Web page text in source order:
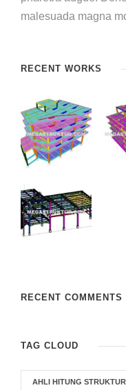
malesuada magna
RECENT WORKS
RECENT COMMENTS
TAG CLOUD
AHLI HITUNG STRUKTUR